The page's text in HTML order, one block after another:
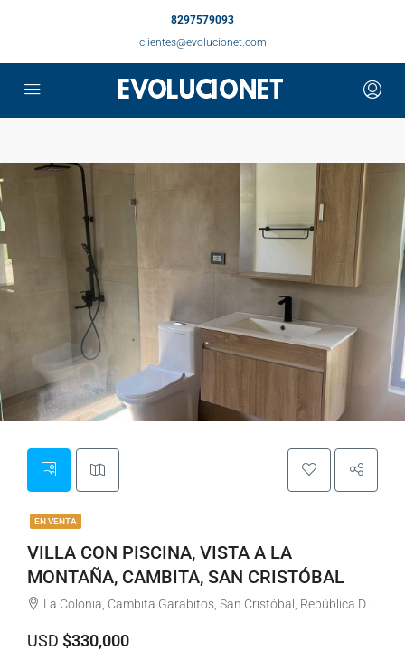
8297579093
clientes@evolucionet.com
EN VENTA
VILLA CON PISCINA, VISTA A LA
MONTAÑA, CAMBITA, SAN CRISTÓBAL
La Colonia, Cambita Garabitos, San Cristóbal, República Dominicana
USD $330,000